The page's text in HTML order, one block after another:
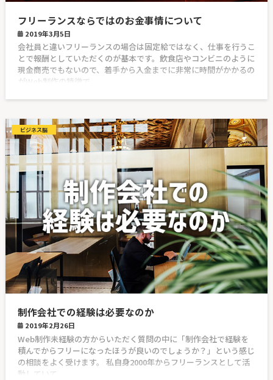
フリーランスならではのお金事情について
2019年3月5日
会社員と違いフリーランスの場合は固定給ではなく、仕事を行うこ
とで報酬としていただくのが基本です。飲食店やコンビニのように
現金商売でもないので、着手から入金までに非常に時間がかかるの
がWeb制作の特徴で
ビジネス脳
制作会社での経験は必要なのか
2019年2月26日
Web制作未経験の方からいただく質問の中に「制作会社で経験を
積んでからフリーになったほうが良いのでしょうか？」という感じ
の相談をよく受けます。 私自身2000年からフリーランスとして活
動していて